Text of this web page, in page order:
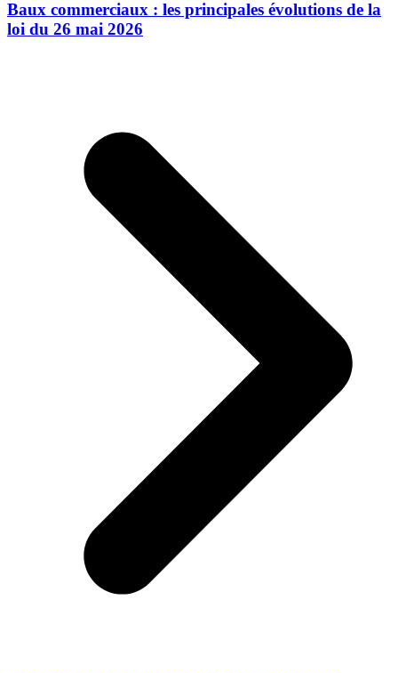
Baux commerciaux : les principales évolutions de la
loi du 26 mai 2026